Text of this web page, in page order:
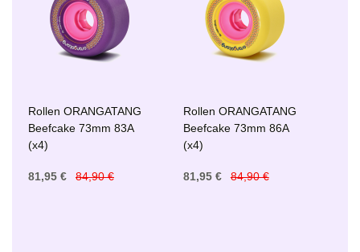
Rollen ORANGATANG
Beefcake 73mm 83A
(x4)
81,95 € 84,90 €
Rollen ORANGATANG
Beefcake 73mm 86A
(x4)
81,95 € 84,90 €